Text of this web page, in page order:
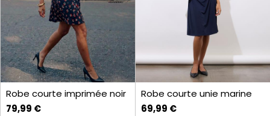
Robe courte imprimée noir
79,99 €
Robe courte unie marine
69,99 €